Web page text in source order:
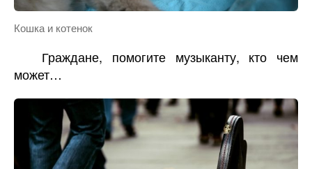
Кошка и котенок
Граждане, помогите музыканту, кто чем
может…